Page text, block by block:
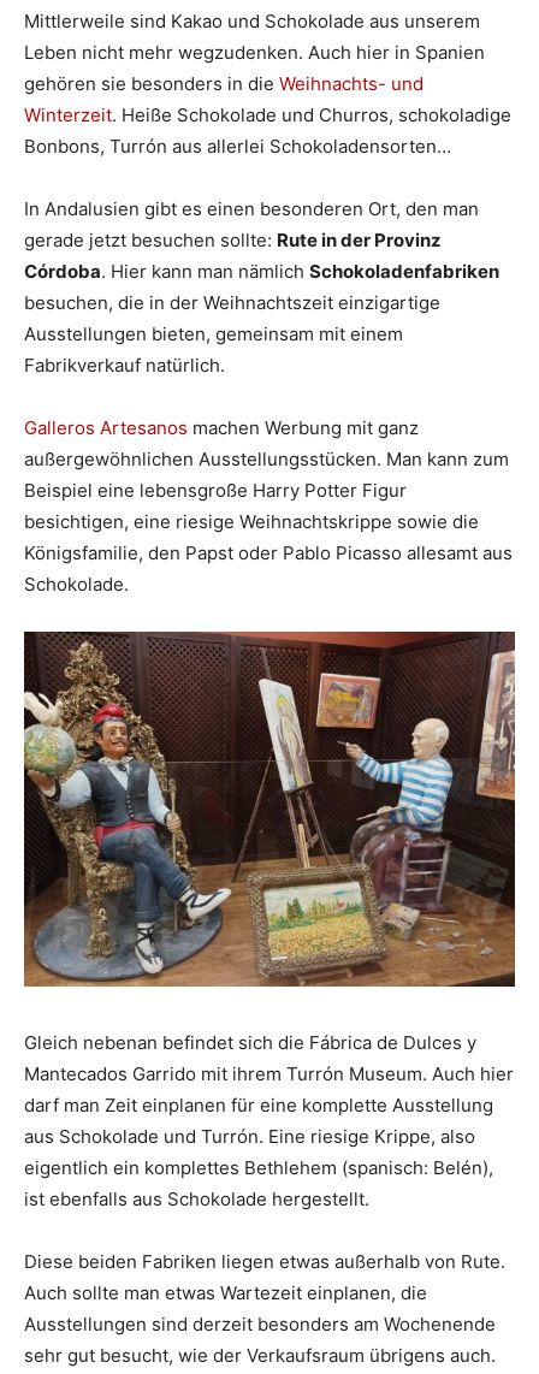
Mittlerweile sind Kakao und Schokolade aus unserem
Leben nicht mehr wegzudenken. Auch hier in Spanien
gehören sie besonders in die Weihnachts- und
Winterzeit. Heiße Schokolade und Churros, schokoladige
Bonbons, Turrón aus allerlei Schokoladensorten…
In Andalusien gibt es einen besonderen Ort, den man
gerade jetzt besuchen sollte: Rute in der Provinz
Córdoba. Hier kann man nämlich Schokoladenfabriken
besuchen, die in der Weihnachtszeit einzigartige
Ausstellungen bieten, gemeinsam mit einem
Fabrikverkauf natürlich.
Galleros Artesanos machen Werbung mit ganz
außergewöhnlichen Ausstellungsstücken. Man kann zum
Beispiel eine lebensgroße Harry Potter Figur
besichtigen, eine riesige Weihnachtskrippe sowie die
Königsfamilie, den Papst oder Pablo Picasso allesamt aus
Schokolade.
Gleich nebenan befindet sich die Fábrica de Dulces y
Mantecados Garrido mit ihrem Turrón Museum. Auch hier
darf man Zeit einplanen für eine komplette Ausstellung
aus Schokolade und Turrón. Eine riesige Krippe, also
eigentlich ein komplettes Bethlehem (spanisch: Belén),
ist ebenfalls aus Schokolade hergestellt.
Diese beiden Fabriken liegen etwas außerhalb von Rute.
Auch sollte man etwas Wartezeit einplanen, die
Ausstellungen sind derzeit besonders am Wochenende
sehr gut besucht, wie der Verkaufsraum übrigens auch.